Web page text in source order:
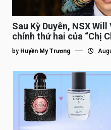
Sau Kỳ Duyên, NSX
chính thứ hai của “Chị
by Huyền My Trương